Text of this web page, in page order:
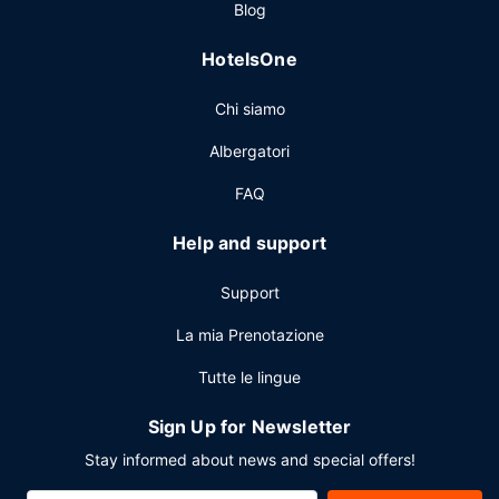
limitato. Altrimenti puoi assaggiare gli stuzzichini preparati
rinfrescante? Troverai un bar a bordo piscina e 11
disponibile a pagamento tutti i giorni dalle ore 07:00 alle
check-out veloce. Un resort è ideale per l'organizzazione
di eventi, grazie a un centro congressi e 125 sale riunioni. Il
Blog
HotelsOne
Chi siamo
Albergatori
FAQ
Help and support
Support
La mia Prenotazione
Tutte le lingue
Sign Up for Newsletter
Stay informed about news and special offers!